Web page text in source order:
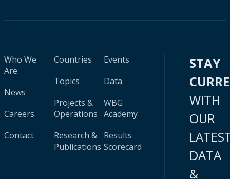
Who We
Are
News
Careers
Contact
Countries
Topics
Projects &
Operations
Research &
Publications
Events
Data
WBG
Academy
Results
Scorecard
STAY
WITH
OUR
DATA
&